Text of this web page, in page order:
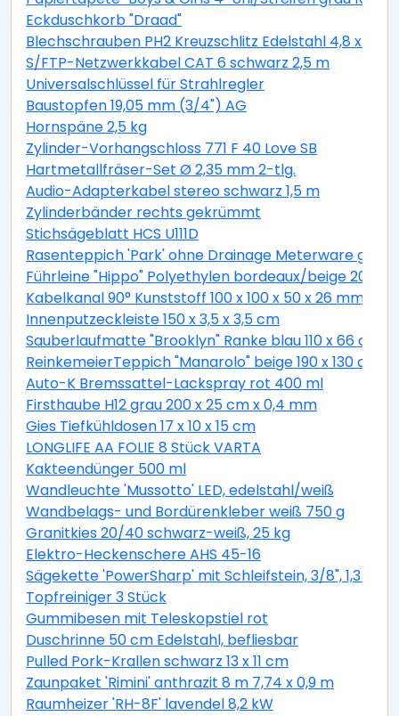
Eckduschkorb "Draad"
Blechschrauben PH2 Kreuzschlitz Edelstahl 4,8 x 19
S/FTP-Netzwerkkabel CAT 6 schwarz 2,5 m
Universalschlüssel für Strahlregler
Baustopfen 19,05 mm (3/4") AG
Hornspäne 2,5 kg
Zylinder-Vorhangschloss 771 F 40 Love SB
Hartmetallfräser-Set Ø 2,35 mm 2-tlg.
Audio-Adapterkabel stereo schwarz 1,5 m
Zylinderbänder rechts gekrümmt
Stichsägeblatt HCS U111D
Rasenteppich 'Park' ohne Drainage Meterware
Führleine "Hippo" Polyethylen bordeaux/beige 200
Kabelkanal 90° Kunststoff 100 x 100 x 50 x 26 mm
Innenputzeckleiste 150 x 3,5 x 3,5 cm
Sauberlaufmatte "Brooklyn" Ranke blau 110 x 66 cm
ReinkemeierTeppich "Manarolo" beige 190 x 130 cm
Auto-K Bremssattel-Lackspray rot 400 ml
Firsthaube H12 grau 200 x 25 cm x 0,4 mm
Gies Tiefkühldosen 17 x 10 x 15 cm
LONGLIFE AA FOLIE 8 Stück VARTA
Kakteendünger 500 ml
Wandleuchte 'Mussotto' LED, edelstahl/weiß
Wandbelags- und Bordürenkleber weiß 750 g
Granitkies 20/40 schwarz-weiß, 25 kg
Elektro-Heckenschere AHS 45-16
Sägekette 'PowerSharp' mit Schleifstein, 3/8", 1,3
Topfreiniger 3 Stück
Gummibesen mit Teleskopstiel rot
Duschrinne 50 cm Edelstahl, befliesbar
Pulled Pork-Krallen schwarz 13 x 11 cm
Zaunpaket 'Rimini' anthrazit 8 m 7,74 x 0,9 m
Raumheizer 'RH-8F' lavendel 8,2 kW